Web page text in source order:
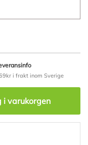
i frakt inom Sverige
i varukorgen